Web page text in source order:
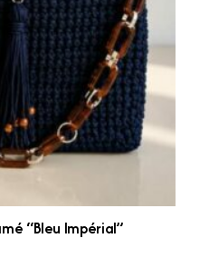
“Bleu Impérial”